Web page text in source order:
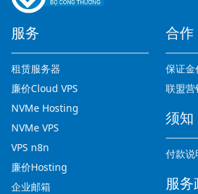
服务
租赁服务器
廉价Cloud VPS
NVMe Hosting
NVMe VPS
VPS n8n
廉价Hosting
企业邮箱
合作
保证金
联盟营
须知
付款说
服务